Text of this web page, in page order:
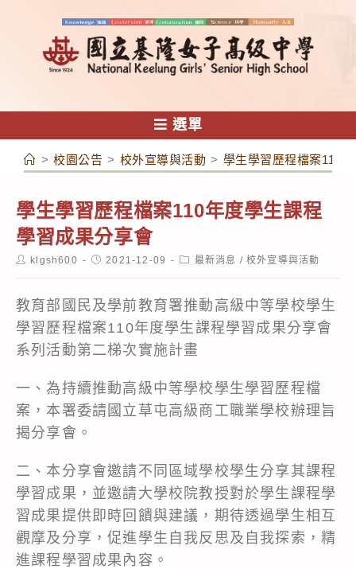
容
選單
> 校園公告 > 校外宣導與活動 > 學生學習歷程檔案110
學生學習歷程檔案110年度學生課程
學習成果分享會
Postklgsh600
Post2021-12-09
Post最新消息 / 校外宣導與活動
教育部國民及學前教育署推動高級中等學校學生
學習歷程檔案110年度學生課程學習成果分享會
系列活動第二梯次實施計畫
一、為持續推動高級中等學校學生學習歷程檔
案，本署委請國立草屯高級商工職業學校辦理旨
揭分享會。
二、本分享會邀請不同區域學校學生分享其課程
學習成果，並邀請大學校院教授對於學生課程學
習成果提供即時回饋與建議，期待透過學生相互
觀摩及分享，促進學生自我反思及自我探索，精
進課程學習成果內容。